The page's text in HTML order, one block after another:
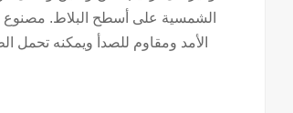
الشمسية على أسطح البلاط. مصنوع
الأمد ومقاوم للصدأ ويمكنه تحمل